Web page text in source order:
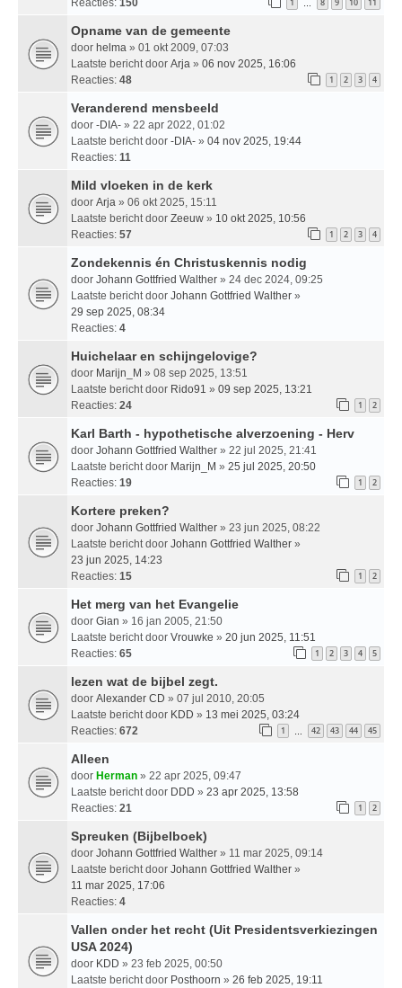
1 … 8 9 10 11
Opname van de gemeente
door helma » 01 okt 2009, 07:03
Laatste bericht door Arja » 06 nov 2025, 16:06
Reacties: 48 1 2 3 4
Veranderend mensbeeld
door -DIA- » 22 apr 2022, 01:02
Laatste bericht door -DIA- » 04 nov 2025, 19:44
Reacties: 11
Mild vloeken in de kerk
door Arja » 06 okt 2025, 15:11
Laatste bericht door Zeeuw » 10 okt 2025, 10:56
Reacties: 57 1 2 3 4
Zondekennis én Christuskennis nodig
door Johann Gottfried Walther » 24 dec 2024, 09:25
Laatste bericht door Johann Gottfried Walther »
29 sep 2025, 08:34
Reacties: 4
Huichelaar en schijngelovige?
door Marijn_M » 08 sep 2025, 13:51
Laatste bericht door Rido91 » 09 sep 2025, 13:21
Reacties: 24 1 2
Karl Barth - hypothetische alverzoening - Herv
door Johann Gottfried Walther » 22 jul 2025, 21:41
Laatste bericht door Marijn_M » 25 jul 2025, 20:50
Reacties: 19 1 2
Kortere preken?
door Johann Gottfried Walther » 23 jun 2025, 08:22
Laatste bericht door Johann Gottfried Walther »
23 jun 2025, 14:23
Reacties: 15 1 2
Het merg van het Evangelie
door Gian » 16 jan 2005, 21:50
Laatste bericht door Vrouwke » 20 jun 2025, 11:51
Reacties: 65 1 2 3 4 5
lezen wat de bijbel zegt.
door Alexander CD » 07 jul 2010, 20:05
Laatste bericht door KDD » 13 mei 2025, 03:24
Reacties: 672 1 … 42 43 44 45
Alleen
door Herman » 22 apr 2025, 09:47
Laatste bericht door DDD » 23 apr 2025, 13:58
Reacties: 21 1 2
Spreuken (Bijbelboek)
door Johann Gottfried Walther » 11 mar 2025, 09:14
Laatste bericht door Johann Gottfried Walther »
11 mar 2025, 17:06
Reacties: 4
Vallen onder het recht (Uit Presidentsverkiezingen
USA 2024)
door KDD » 23 feb 2025, 00:50
Laatste bericht door Posthoorn » 26 feb 2025, 19:11